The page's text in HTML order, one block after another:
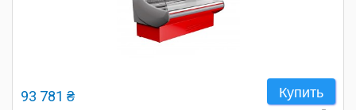
Купить
93 781 ₴